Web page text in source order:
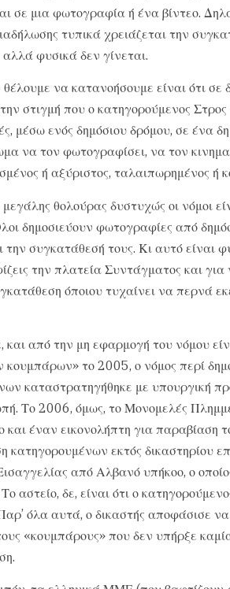
σε μια φωτογραφία ή ένα βίντεο.
τυπικά χρειάζεται την
φυσικά δεν γίνεται.
να κατανοήσουμε είναι ότι σε
στιγμή που ο κατηγορούμενος
μέσω ενός δημόσιου δρόμου, σε ένα
να τον φωτογραφίσει, να τον
ή αξύριστος, ταλαιπωρημένος ή
θολούρας δυστυχώς οι νόμοι
δημοσιεύουν φωτογραφίες από
την συγκατάθεσή τους. Κι αυτό είναι
την πλατεία Συντάγματος και
όποιου τυχαίνει να περνά
και από την μη εφαρμογή του νόμου
κουμπάρων» το 2005, ο νόμος περί
καταστρατηγήθηκε με υπουργική
Το 2006, όμως, το Μονομελές
και έναν εικονολήπτη για παραβίαση
κατηγορουμένων εκτός δικαστηρίου
από Αλβανό υπήκοο, ο
αστείο, δε, είναι ότι ο
όλα αυτά, ο δικαστής αποφάσισε
«κουμπάρους» που δεν υπήρξε